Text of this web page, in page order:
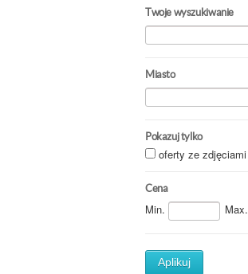
Twoje wyszukiwanie
Miasto
Pokazuj tylko
oferty ze zdjęciami
Cena
Min. Max.
Aplikuj